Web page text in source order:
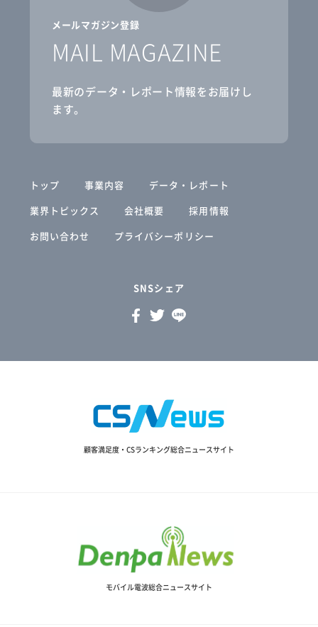
メールマガジン登録
MAIL MAGAZINE
最新のデータ・レポート情報をお届けし
ます。
トップ 事業内容
データ・レポート
業界トピックス
会社概要
採用情報
お問い合わせ
プライバシーポリシー
SNSシェア
顧客満足度・CSランキング総合ニュースサイト
モバイル電波総合ニュースサイト